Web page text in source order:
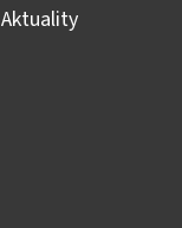
Aktuality